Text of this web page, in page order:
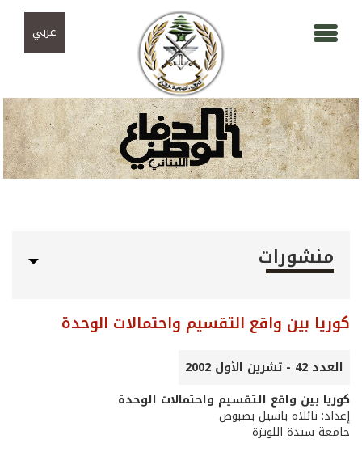
عربي
منشورات
كوريا بين واقع التقسيم واحتمالات الوحدة
العدد 42 - تشرين الأول 2002
كوريا بين واقع التقسيم واحتمالات الوحدة
إعداد: نائلاه باسيل بصبوص
جامعة سيدة اللويزة